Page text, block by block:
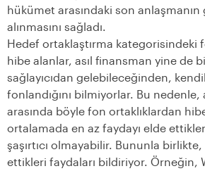
hükümet arasındaki son anlaşmanın
alınmasını sağladı.
Hedef ortaklaştırma kategorisindeki
hibe alanlar, asıl finansman yine de
sağlayıcıdan gelebileceğinden,
fonlandığını bilmiyorlar. Bu nedenle,
arasında böyle fon ortaklıklardan
ortalamada en az faydayı elde
şaşırtıcı olmayabilir. Bununla
ettikleri faydaları bildiriyor. Örneğin,